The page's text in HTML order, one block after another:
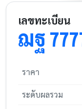
เลขทะเบียน
ฌฐ
ราคา
ระดับผลรวม